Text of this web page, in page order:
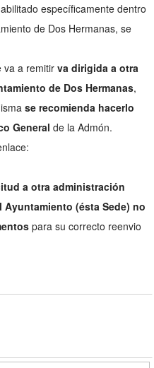
específicamente dentro
de Dos Hermanas, se
va a remitir va dirigida a otra
de Dos Hermanas,
se recomienda hacerlo
General de la Admón.
a otra administración
(ésta Sede) no
para su correcto reenvio